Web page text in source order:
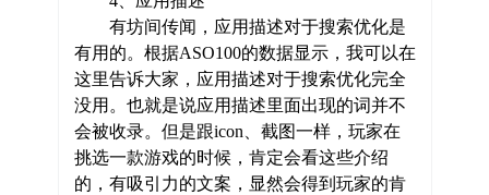
有坊间传闻，应用描述对于搜索优化是
有用的。根据ASO100的数据显示，我可以在
这里告诉大家，应用描述对于搜索优化完全
没用。也就是说应用描述里面出现的词并不
会被收录。但是跟icon、截图一样，玩家在
挑选一款游戏的时候，肯定会看这些介绍
的，有吸引力的文案，显然会得到玩家的肯